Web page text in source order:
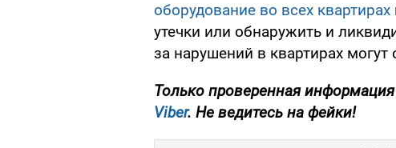
оборудование во всех квартирах
утечки или обнаружить и
за нарушений в квартирах
Только проверенная
Viber. Не ведитесь на фейки!